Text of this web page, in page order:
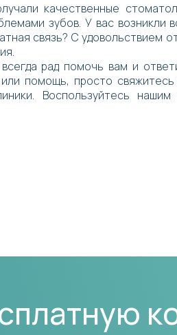
качественные
зубов. У вас возникли
связь? С удовольствием
рад помочь вам и
помощь, просто
Воспользуйтесь